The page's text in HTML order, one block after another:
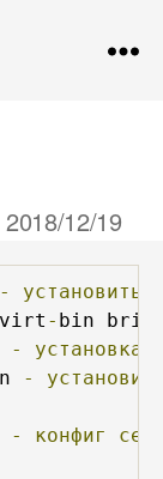
2018/12/19
- установить
- bin
- установка
-
- конфиг